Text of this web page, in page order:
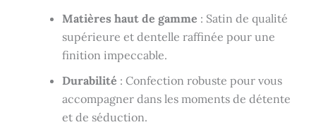
Matières haut de gamme : Satin de qualité
supérieure et dentelle raffinée pour une
finition impeccable.
Durabilité : Confection robuste pour vous
accompagner dans les moments de détente
et de séduction.